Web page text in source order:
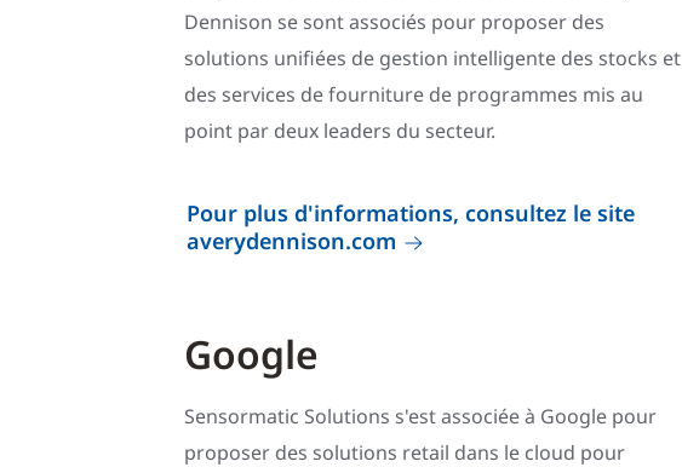
Dennison se sont associés pour proposer des
solutions unifiées de gestion intelligente des stocks et
des services de fourniture de programmes mis au
point par deux leaders du secteur.
Pour plus d'informations, consultez le site
averydennison.com
Google
Sensormatic Solutions s'est associée à Google pour
proposer des solutions retail dans le cloud pour